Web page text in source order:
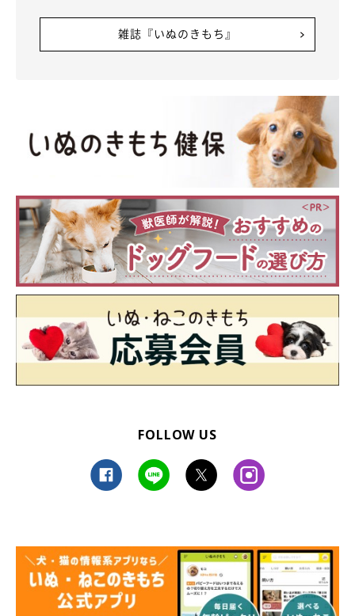
避難の際は、水、フード、ふだん使いの食器、トイレシーツ、防臭効果のあ
る袋、毛布を持参。毛布は、愛犬の居場所として敷くのに便利だったそう。
犬を同行していいかどうかの確認はしませんでしたが、中には犬
といっしょに避難してきた人がたくさんいたそうです。
「愛犬は穏やかな性格で、緊張すると固まってしまうタイプだっ
たので、体育館でもおとなしくしてくれて助かりました。
しのげる場所にいましたね」（Ｉさん）
幸い川は氾濫しなかったため、翌朝には帰宅することができたそ
いがってもらっていた」
そのため「愛犬はただならぬ雰囲気に緊張はしていましたが、知
っている人がまわりにいて安心だったはず」とＩさん。
雑誌『いぬのきもち』
FOLLOW US